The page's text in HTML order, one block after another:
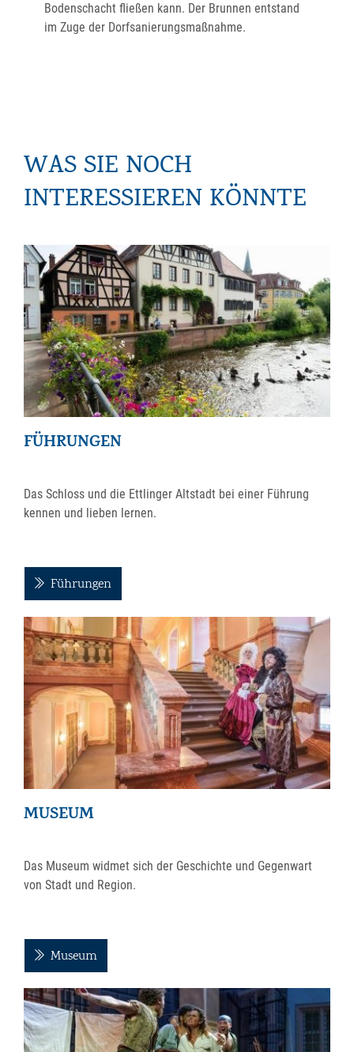
Bodenschacht fließen kann. Der Brunnen entstand
im Zuge der Dorfsanierungsmaßnahme.
WAS SIE NOCH
INTERESSIEREN KÖNNTE
FÜHRUNGEN
Das Schloss und die Ettlinger Altstadt bei einer Führung
kennen und lieben lernen.
Führungen
MUSEUM
Das Museum widmet sich der Geschichte und Gegenwart
von Stadt und Region.
Museum